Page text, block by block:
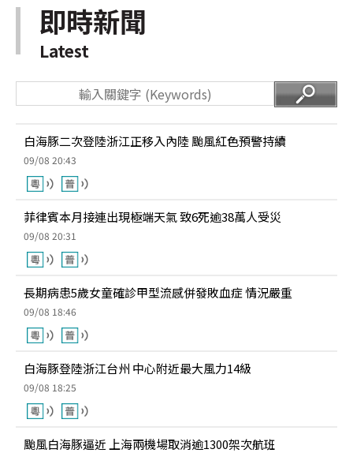
即時新聞
Latest
白海豚二次登陸浙江正移入內陸 颱風紅色預警持續
09/08 20:43
菲律賓本月接連出現極端天氣 致6死逾38萬人受災
09/08 20:31
長期病患5歲女童確診甲型流感併發敗血症 情況嚴重
09/08 18:46
白海豚登陸浙江台州 中心附近最大風力14級
09/08 18:25
颱風白海豚逼近 上海兩機場取消逾1300架次航班